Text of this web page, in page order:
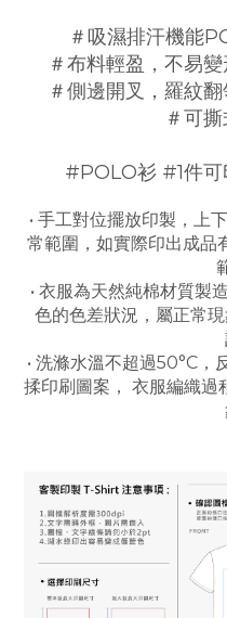
＃吸濕排汗機能
＃布料輕盈，不易
＃側邊開叉，羅紋
＃可
#POLO衫 #1件
• 手工對位擺放印製，上
常範圍， 如實際印出成品
• 衣服為天然純棉材質製
色的色差狀況，屬正常
• 洗滌水溫不超過50°C，
揉印刷圖案， 衣服編織過